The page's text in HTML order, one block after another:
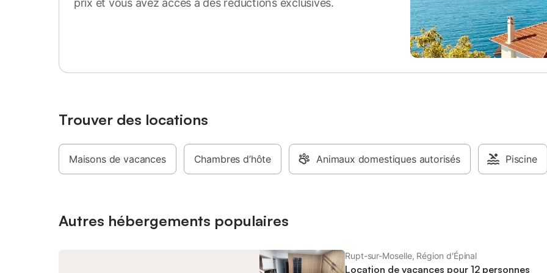
est interdit de fumer et de célébrer des
complètement. La situation idyllique dans
VTT sur la Voie Verte, longue de plus de
Bussang, Gérardmer ou le Ballon d'Alsace
invitent à des excursions. Profitez de la
diversité des activités et de l'air frais de la
est disponible sur la propriété.
maximum de 5 animaux
autorisé. Il est interdit de fumer
propriété. Les serviettes ne sont
malheureusement pas fournies.
espace pour les skis est
prix et vous avez accès à des réductions exclusives.
Trouver des locations
Maisons de vacances Chambres d’hôte Animaux domestiques autorisés Piscine
Autres hébergements populaires
Rupt-sur-Moselle, Région d'Épinal
Location de vacances pour 12 personnes